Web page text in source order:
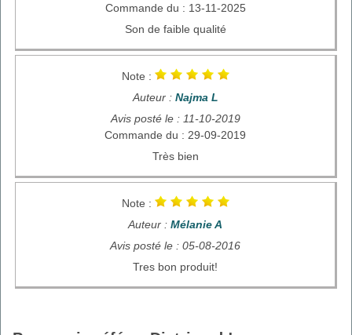
Commande du : 13-11-2025
Son de faible qualité
Note :
Auteur : Najma L
Avis posté le : 11-10-2019
Commande du : 29-09-2019
Très bien
Note :
Auteur : Mélanie A
Avis posté le : 05-08-2016
Tres bon produit!